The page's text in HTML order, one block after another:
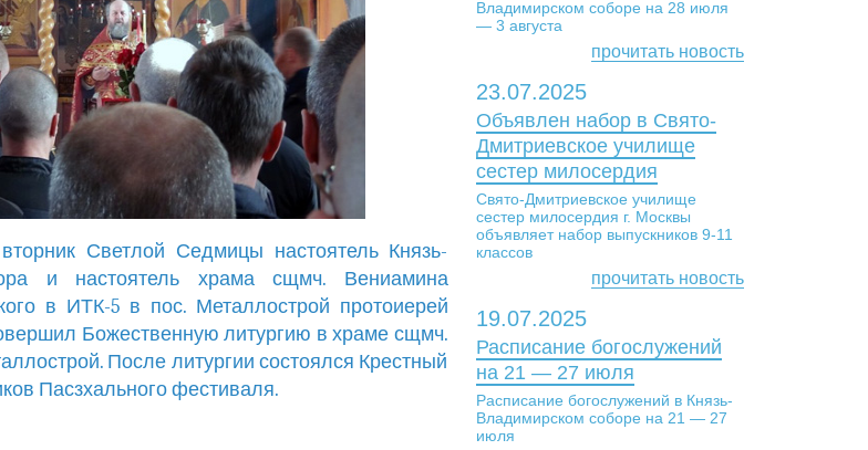
Светлой Седмицы настоятель Князь-
и настоятель храма сщмч. Вениамина
в ИТК-5 в пос. Металлострой протоиерей
Божественную литургию в храме сщмч.
После литургии состоялся Крестный
Пасзхального фестиваля.
Владимирском соборе на 28 июля
— 3 августа
прочитать новость
23.07.2025
Объявлен набор в Свято-
Дмитриевское училище
сестер милосердия
Свято-Дмитриевское училище
сестер милосердия г. Москвы
объявляет набор выпускников 9-11
классов
прочитать новость
19.07.2025
Расписание богослужений
на 21 — 27 июля
Расписание богослужений в Князь-
Владимирском соборе на 21 — 27
июля